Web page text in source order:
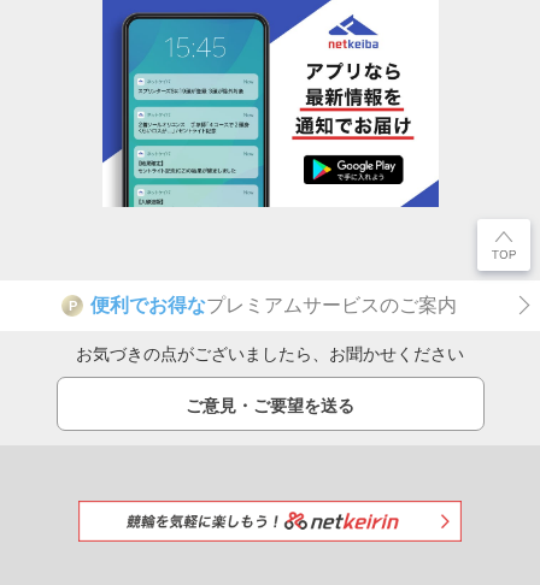
P 便利でお得なプレミアムサービスのご案内
お気づきの点がございましたら、お聞かせください
ご意見・ご要望を送る